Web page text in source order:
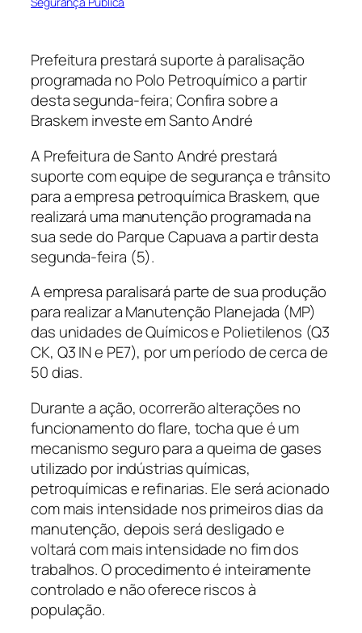
Prefeitura prestará suporte à paralisação
programada no Polo Petroquímico a partir
desta segunda-feira; Confira sobre a
Braskem investe em Santo André
A Prefeitura de Santo André prestará
suporte com equipe de segurança e trânsito
para a empresa petroquímica Braskem, que
realizará uma manutenção programada na
sua sede do Parque Capuava a partir desta
segunda-feira (5).
A empresa paralisará parte de sua produção
para realizar a Manutenção Planejada (MP)
das unidades de Químicos e Polietilenos (Q3
CK, Q3 IN e PE7), por um período de cerca de
50 dias.
Durante a ação, ocorrerão alterações no
funcionamento do flare, tocha que é um
mecanismo seguro para a queima de gases
utilizado por indústrias químicas,
petroquímicas e refinarias. Ele será acionado
com mais intensidade nos primeiros dias da
manutenção, depois será desligado e
voltará com mais intensidade no fim dos
trabalhos. O procedimento é inteiramente
controlado e não oferece riscos à
população.